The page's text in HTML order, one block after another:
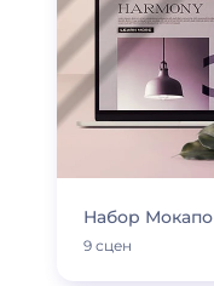
Набор
9 сцен